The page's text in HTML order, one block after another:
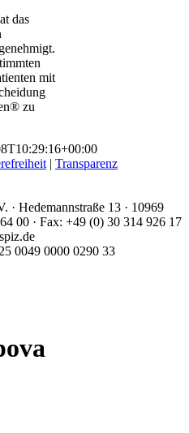
das
mit
zu
| Transparenz
· Hedemannstraße 13 · 10969
00 · Fax: +49 (0) 30 314 926 17
0049 0000 0290 33